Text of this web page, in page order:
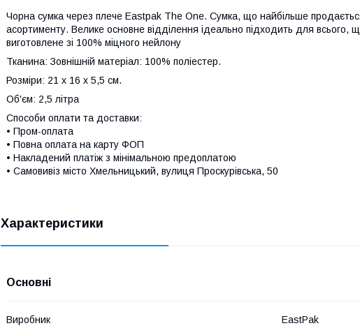
Чорна сумка через плече Eastpak The One. Сумка, що найбільше
асортименту. Велике основне відділення ідеально підходить для всього,
виготовлене зі 100% міцного нейлону
Тканина: Зовнішній матеріал: 100% поліестер.
Розміри: 21 х 16 х 5,5 см.
Об'єм: 2,5 літра
Способи оплати та доставки:
• Пром-оплата
• Повна оплата на карту ФОП
• Накладений платіж з мінімальною предоплатою
• Самовивіз місто Хмельницький, вулиця Проскурівська, 50
Характеристики
Основні
Виробник EastPak